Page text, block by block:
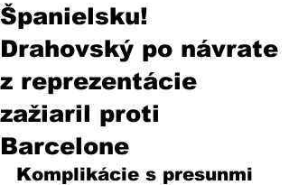
Španielsku!
Drahovský po návrate
z reprezentácie
zažiaril proti
Barcelone
Komplikácie s presunmi